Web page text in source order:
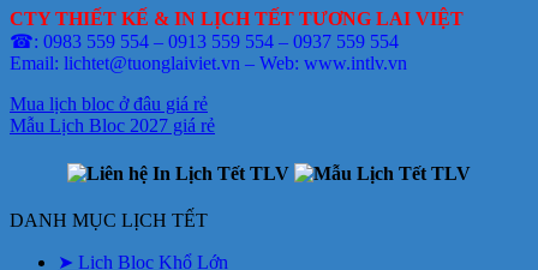
CTY THIẾT KẾ & IN LỊCH TẾT TƯƠNG LAI VIỆT
☎: 0983 559 554 – 0913 559 554 – 0937 559 554
Email: lichtet@tuonglaiviet.vn – Web: www.intlv.vn
Mua lịch bloc ở đâu giá rẻ
Mẫu Lịch Bloc 2027 giá rẻ
DANH MỤC LỊCH TẾT
➤ Lịch Bloc Khổ Lớn